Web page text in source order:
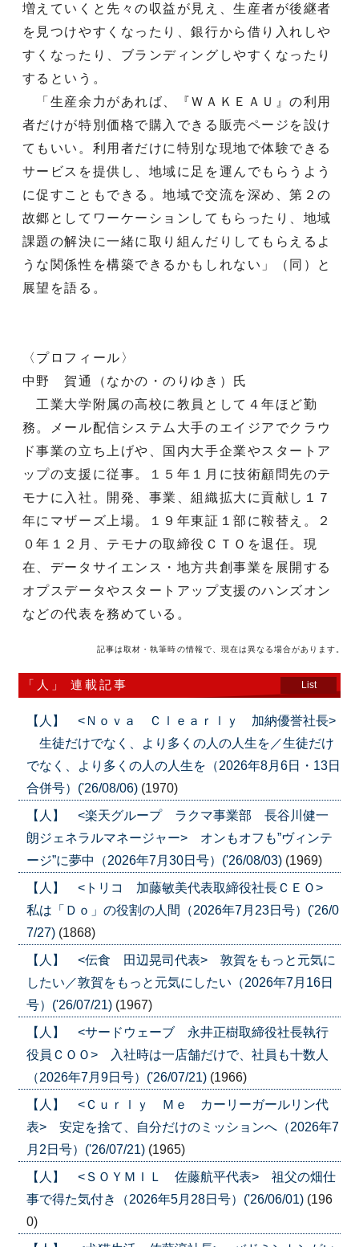
増えていくと先々の収益が見え、生産者が後継者
を見つけやすくなったり、銀行から借り入れしや
すくなったり、ブランディングしやすくなったり
するという。
「生産余力があれば、『ＷＡＫＥＡＵ』の利用
者だけが特別価格で購入できる販売ページを設け
てもいい。利用者だけに特別な現地で体験できる
サービスを提供し、地域に足を運んでもらうよう
に促すこともできる。地域で交流を深め、第２の
故郷としてワーケーションしてもらったり、地域
課題の解決に一緒に取り組んだりしてもらえるよ
うな関係性を構築できるかもしれない」（同）と
展望を語る。
〈プロフィール〉
中野 賀通（なかの・のりゆき）氏
工業大学附属の高校に教員として４年ほど勤
務。メール配信システム大手のエイジアでクラウ
ド事業の立ち上げや、国内大手企業やスタートア
ップの支援に従事。１５年１月に技術顧問先のテ
モナに入社。開発、事業、組織拡大に貢献し１７
年にマザーズ上場。１９年東証１部に鞍替え。２
０年１２月、テモナの取締役ＣＴＯを退任。現
在、データサイエンス・地方共創事業を展開する
オプスデータやスタートアップ支援のハンズオン
などの代表を務めている。
記事は取材・執筆時の情報で、現在は異なる場合があります。
「人」 連載記事 List
【人】 <Ｎｏｖａ Ｃｌｅａｒｌｙ 加納優誉社長>
生徒だけでなく、より多くの人の人生を／生徒だけ
でなく、より多くの人の人生を（2026年8月6日・13日
合併号）('26/08/06) (1970)
【人】 <楽天グループ ラクマ事業部 長谷川健一
朗ジェネラルマネージャー> オンもオフも”ヴィンテ
ージ”に夢中（2026年7月30日号）('26/08/03) (1969)
【人】 <トリコ 加藤敏美代表取締役社長ＣＥＯ>
私は「Ｄｏ」の役割の人間（2026年7月23日号）('26/0
7/27) (1868)
【人】 <伝食 田辺晃司代表> 敦賀をもっと元気に
したい／敦賀をもっと元気にしたい（2026年7月16日
号）('26/07/21) (1967)
【人】 <サードウェーブ 永井正樹取締役社長執行
役員ＣＯＯ> 入社時は一店舗だけで、社員も十数人
（2026年7月9日号）('26/07/21) (1966)
【人】 <Ｃｕｒｌｙ Ｍｅ カーリーガールリン代
表> 安定を捨て、自分だけのミッションへ（2026年7
月2日号）('26/07/21) (1965)
【人】 <ＳＯＹＭＩＬ 佐藤航平代表> 祖父の畑仕
事で得た気付き（2026年5月28日号）('26/06/01) (196
0)